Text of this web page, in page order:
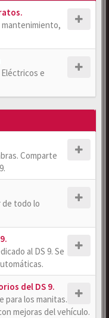
e
Comparte
de todo lo
al DS 9. Se
del DS 9.
para los manitas.
mejoras del vehículo.